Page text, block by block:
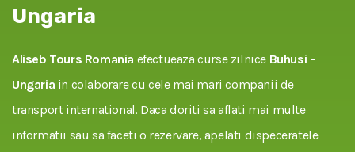
Ungaria
Aliseb Tours Romania efectueaza curse zilnice Buhusi -
Ungaria in colaborare cu cele mai mari companii de
transport international. Daca doriti sa aflati mai multe
informatii sau sa faceti o rezervare, apelati dispeceratele